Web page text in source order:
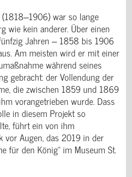
war so lange
wie kein anderer. Über einen
Jahren ‒ 1858 bis 1906
Am meisten wird er mit einer
während seines
gebracht: der Vollendung der
die zwischen 1859 und 1869
vorangetrieben wurde. Dass
in diesem Projekt so
führt ein von ihm
vor Augen, das 2019 in der
für den König“ im Museum St.